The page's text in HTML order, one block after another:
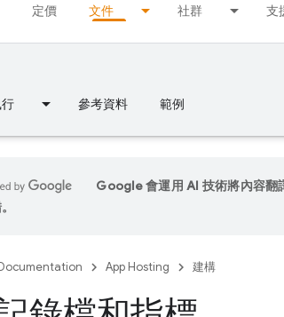
定價 文件 社群 支
參考資料 範例
Google 會運用 AI 技術將內容翻
App Hosting 建構